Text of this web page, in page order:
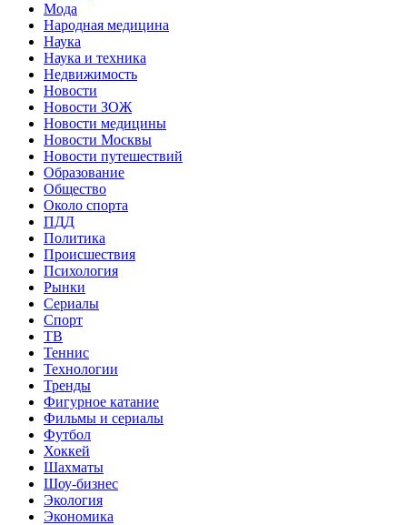
Мода
Народная медицина
Наука
Наука и техника
Недвижимость
Новости
Новости ЗОЖ
Новости медицины
Новости Москвы
Новости путешествий
Образование
Общество
Около спорта
ПДД
Политика
Происшествия
Психология
Рынки
Сериалы
Спорт
ТВ
Теннис
Технологии
Тренды
Фигурное катание
Фильмы и сериалы
Футбол
Хоккей
Шахматы
Шоу-бизнес
Экология
Экономика